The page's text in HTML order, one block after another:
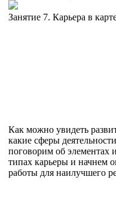
Занятие 7. Карьера в
Как можно увидеть
какие сферы
поговорим об элементах
типах карьеры и начнем
работы для наилучшего